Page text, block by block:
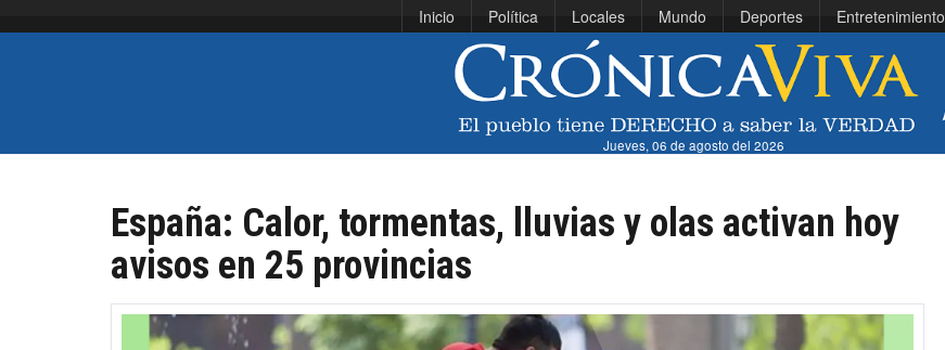
Inicio Política Locales Mundo Deportes Entretenimiento
Jueves, 06 de agosto del 2026
España: Calor, tormentas, lluvias y olas activan hoy
avisos en 25 provincias